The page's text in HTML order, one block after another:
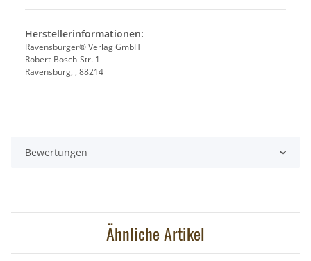
Herstellerinformationen:
Ravensburger® Verlag GmbH
Robert-Bosch-Str. 1
Ravensburg, , 88214
Bewertungen
Ähnliche Artikel